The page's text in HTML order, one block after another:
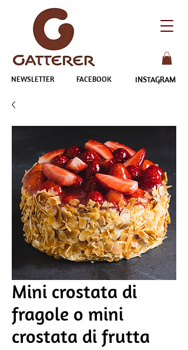
NEWSLETTER FACEBOOK INSTAGRAM
Mini crostata di
fragole o mini
crostata di frutta